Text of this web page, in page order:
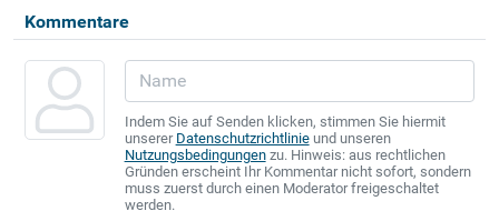
Kommentare
Indem Sie auf Senden klicken, stimmen Sie hiermit
unserer Datenschutzrichtlinieund unseren
Nutzungsbedingungenzu. Hinweis: aus rechtlichen
Gründen erscheint Ihr Kommentar nicht sofort, sondern
muss zuerst durch einen Moderator freigeschaltet
werden.